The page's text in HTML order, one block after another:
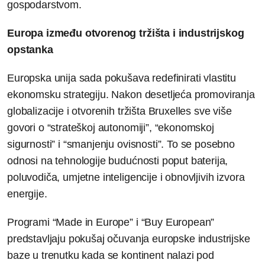
gospodarstvom.
Europa između otvorenog tržišta i industrijskog
opstanka
Europska unija sada pokušava redefinirati vlastitu
ekonomsku strategiju. Nakon desetljeća promoviranja
globalizacije i otvorenih tržišta Bruxelles sve više
govori o “strateškoj autonomiji”, “ekonomskoj
sigurnosti” i “smanjenju ovisnosti”. To se posebno
odnosi na tehnologije budućnosti poput baterija,
poluvodiča, umjetne inteligencije i obnovljivih izvora
energije.
Programi “Made in Europe” i “Buy European”
predstavljaju pokušaj očuvanja europske industrijske
baze u trenutku kada se kontinent nalazi pod